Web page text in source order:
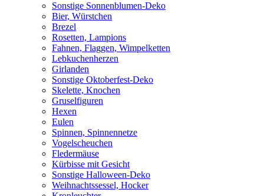
Sonstige Sonnenblumen-Deko
Bier, Würstchen
Brezel
Rosetten, Lampions
Fahnen, Flaggen, Wimpelketten
Lebkuchenherzen
Girlanden
Sonstige Oktoberfest-Deko
Skelette, Knochen
Gruselfiguren
Hexen
Eulen
Spinnen, Spinnennetze
Vogelscheuchen
Fledermäuse
Kürbisse mit Gesicht
Sonstige Halloween-Deko
Weihnachtssessel, Hocker